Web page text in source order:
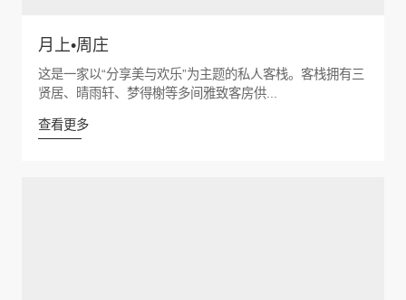
月上•周庄
这是一家以“分享美与欢乐”为主题的私人客栈。客栈拥有三
贤居、晴雨轩、梦得榭等多间雅致客房供...
查看更多